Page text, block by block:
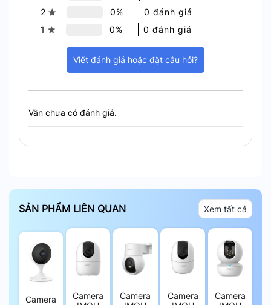
2
0%
0 đánh giá
1
0% 0 đánh giá
Viết đánh giá hoặc đặt câu hỏi?
Vẫn chưa có đánh giá.
SẢN PHẨM LIÊN QUAN Xem tất cả
Camera
Camera
Camera
Camera
Camera